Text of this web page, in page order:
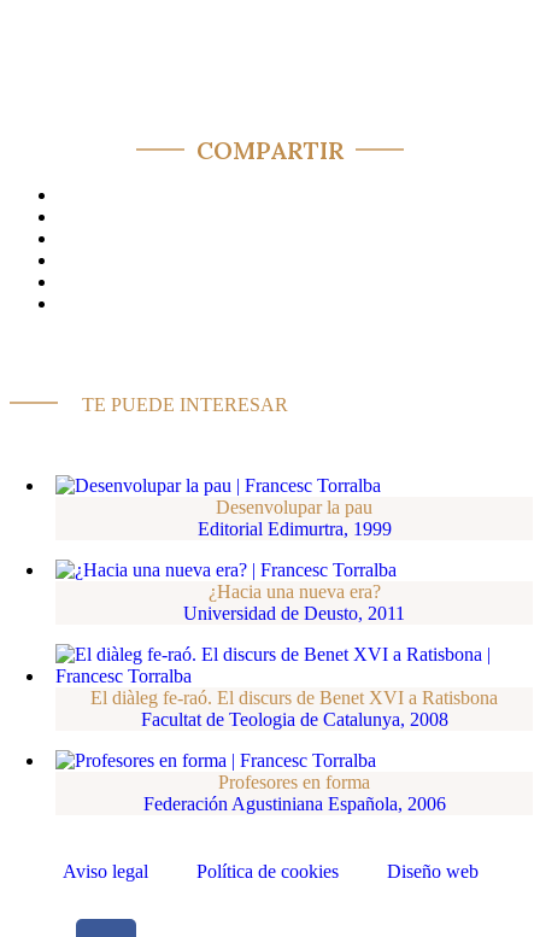
COMPARTIR
TE PUEDE INTERESAR
Desenvolupar la pau
Editorial Edimurtra, 1999
¿Hacia una nueva era?
Universidad de Deusto, 2011
El diàleg fe-raó. El discurs de Benet XVI a Ratisbona
Facultat de Teologia de Catalunya, 2008
Profesores en forma
Federación Agustiniana Española, 2006
Aviso legal Política de cookies Diseño web